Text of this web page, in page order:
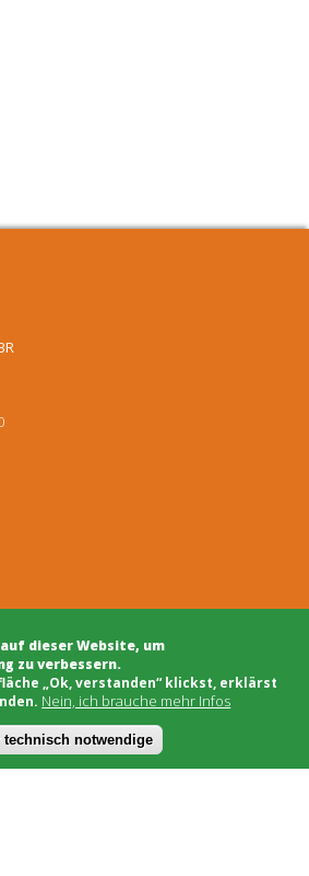
dieser Website, um
zu verbessern.
„Ok, verstanden“ klickst, erklärst
Nein, ich brauche mehr Infos
technisch notwendige